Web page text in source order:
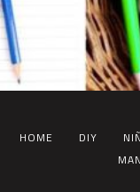
HOME DIY